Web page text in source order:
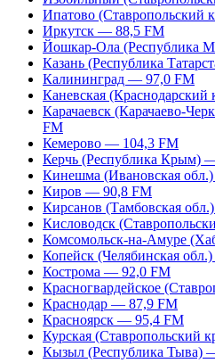
Ипатово (Ставропольский
Иркутск — 88,5 FM
Йошкар-Ола (Республика
Казань (Республика
Калининград — 97,0 FM
Каневская
Карачаевск (Карачаево-
FM
Кемерово — 104,3 FM
Керчь (Республика Крым)
Кинешма (Ивановская
Киров — 90,8 FM
Кирсанов (Тамбовская
Кисловодск
Комсомольск-на-Амуре
Копейск (Челябинская
Кострома — 92,0 FM
Красногвардейское
Краснодар — 87,9 FM
Красноярск — 95,4 FM
Курская (Ставропольский
Кызыл (Республика Тыва)